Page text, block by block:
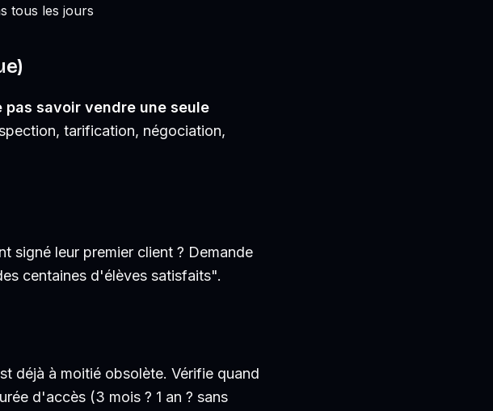
tous les jours
pas savoir vendre une seule
tarification, négociation,
signé leur premier client ? Demande
centaines d'élèves satisfaits".
déjà à moitié obsolète. Vérifie quand
d'accès (3 mois ? 1 an ? sans